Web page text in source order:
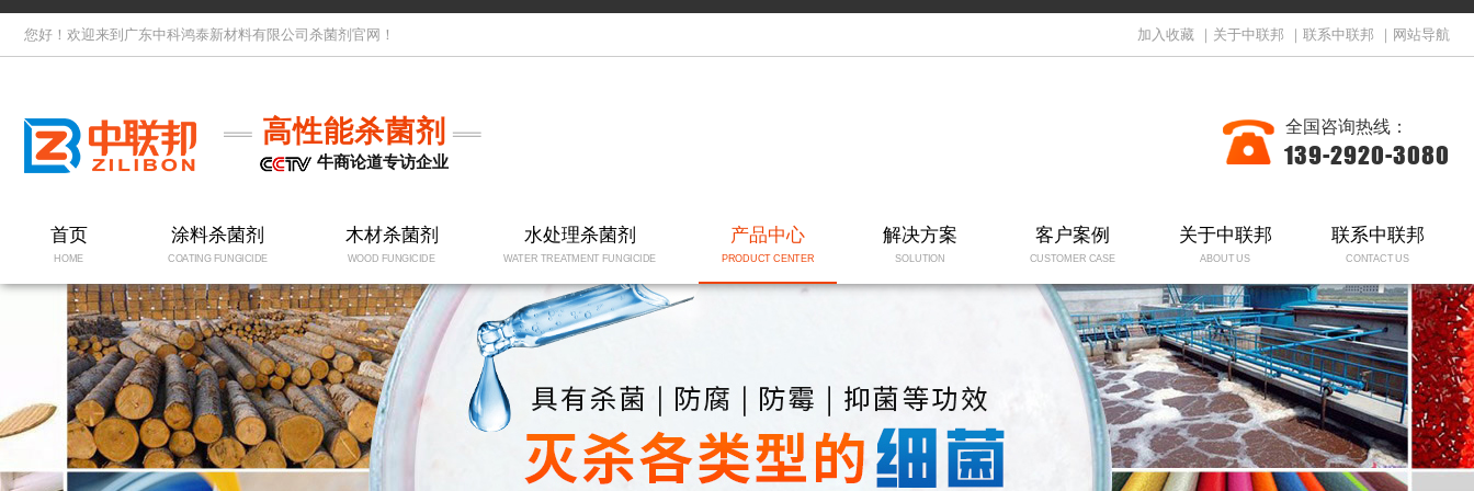
您好！欢迎来到广东中科鸿泰新材料有限公司杀菌剂官网！ 加入收藏 关于中联邦 联系中联邦 网站导航
高性能杀菌剂
牛商论道专访企业
全国咨询热线：
139-2920-3080
首页
HOME
涂料杀菌剂
COATING FUNGICIDE
木材杀菌剂
WOOD FUNGICIDE
水处理杀菌剂
WATER TREATMENT FUNGICIDE
产品中心
PRODUCT CENTER
解决方案
SOLUTION
客户案例
CUSTOMER CASE
关于中联邦
ABOUT US
联系中联邦
CONTACT US